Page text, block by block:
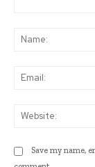
Save my name,